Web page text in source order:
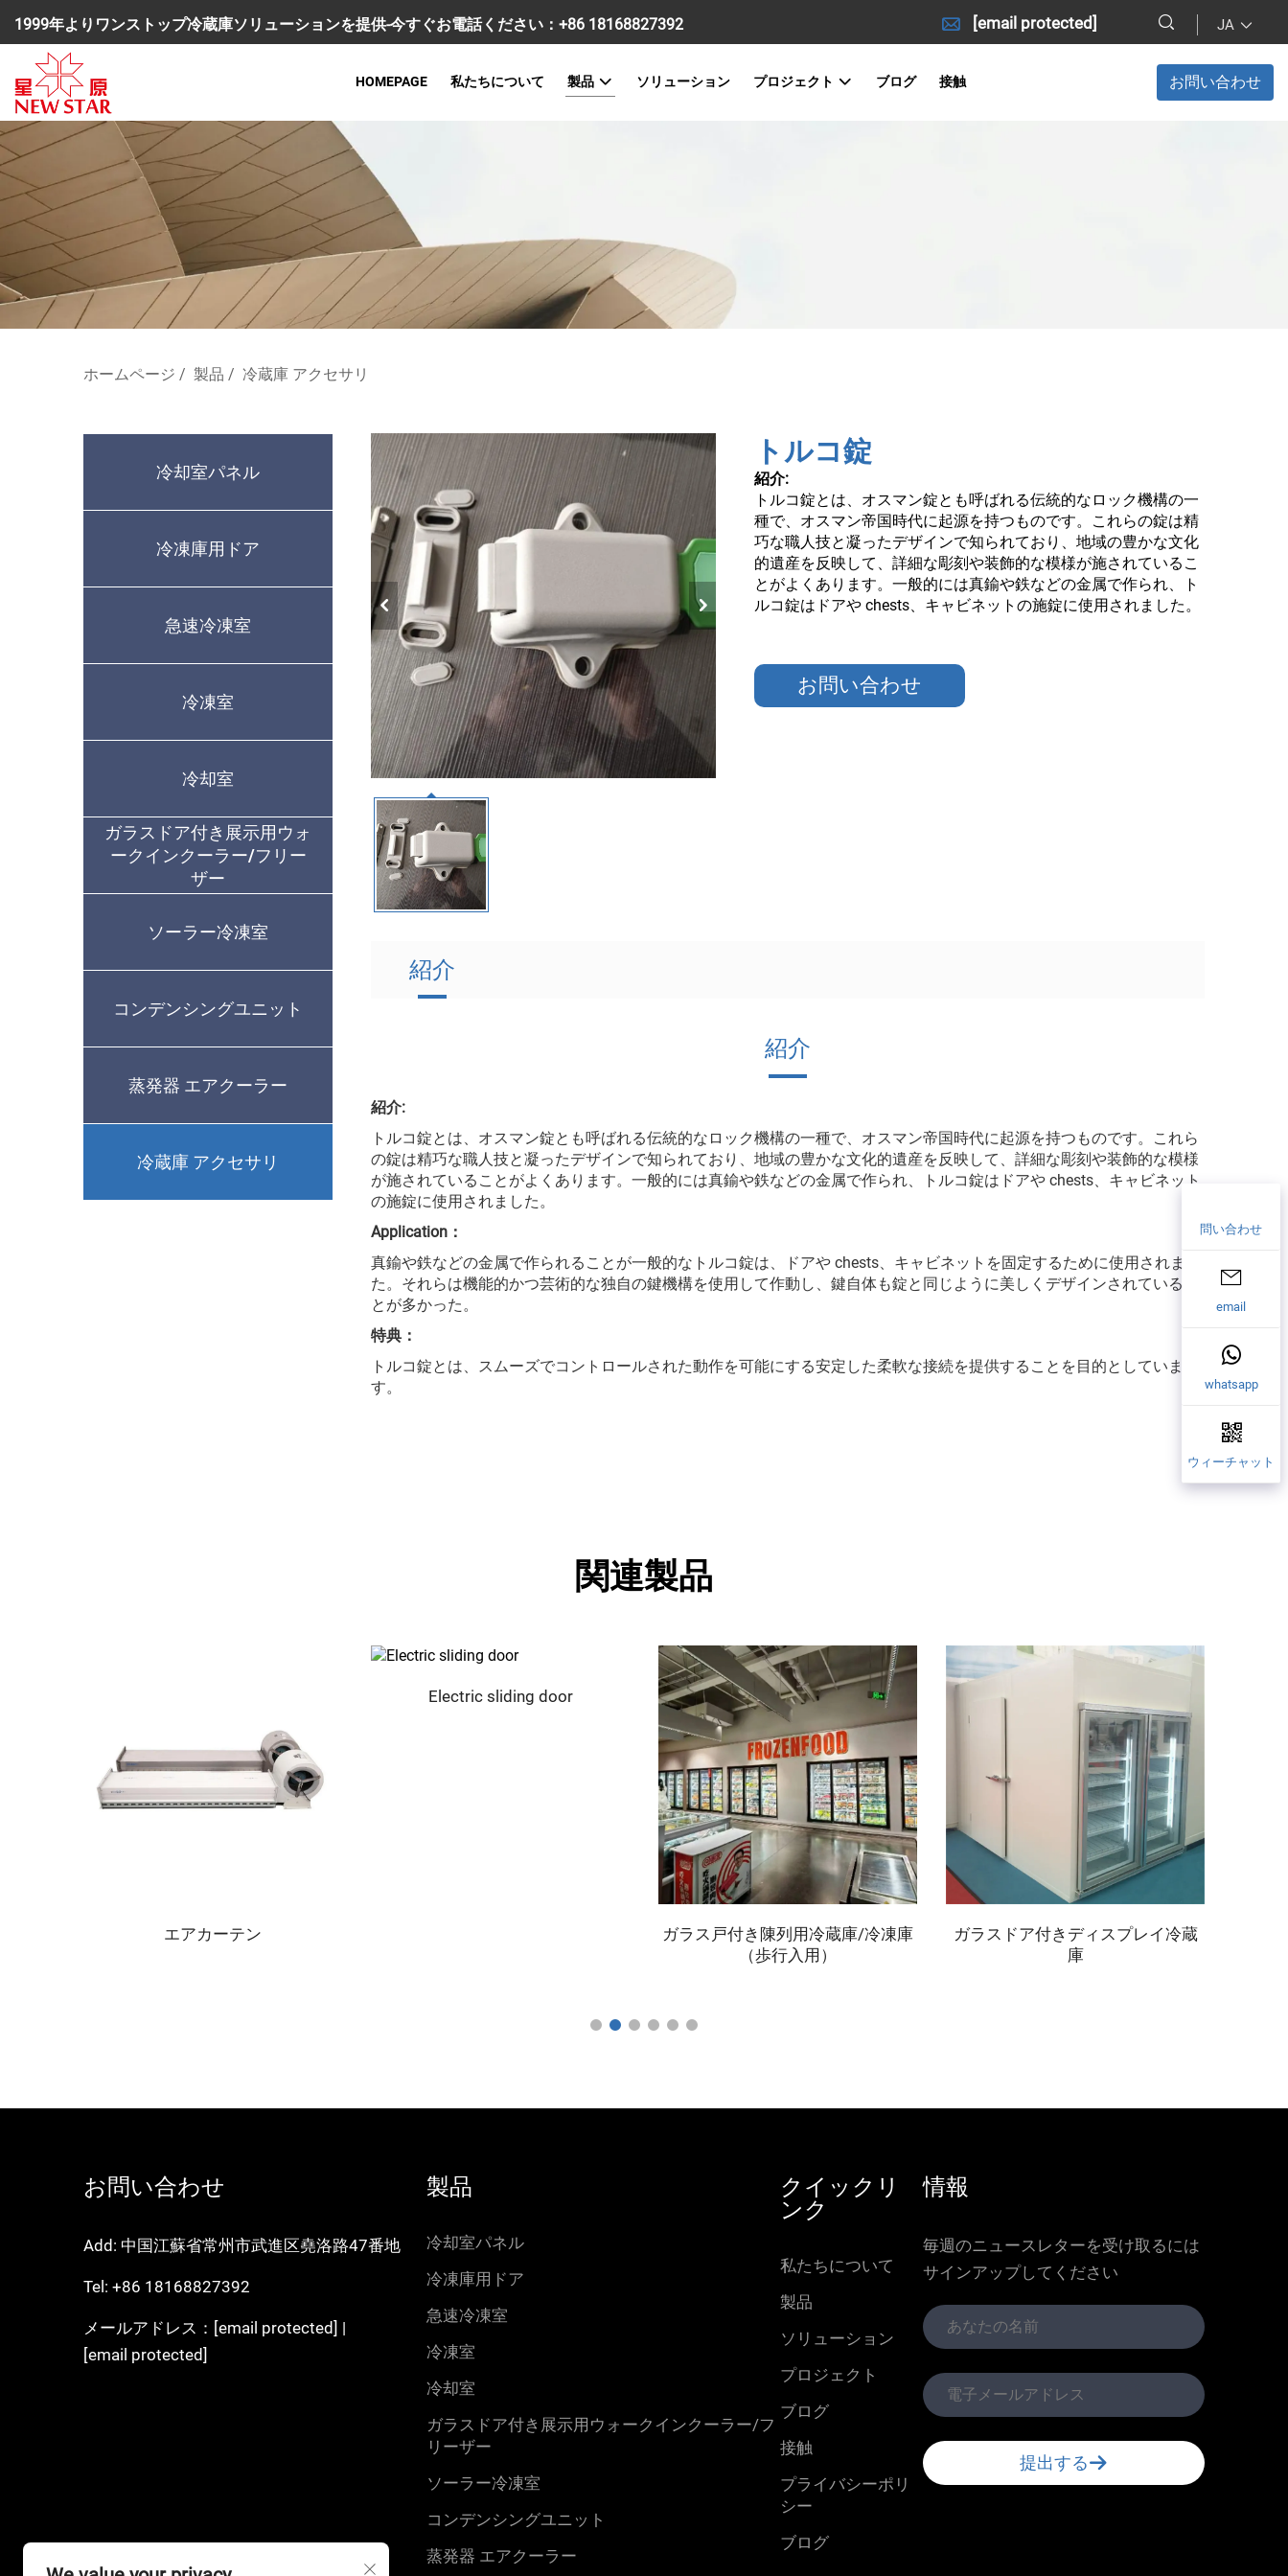
1999年よりワンストップ冷蔵庫ソリューションを提供-今すぐお電話ください： +86 18168827392 [email protected] JA
HOMEPAGE 私たちについて 製品 ソリューション プロジェクト ブログ 接触 お問い合わせ
ホームページ / 製品 / 冷蔵庫 アクセサリ
冷却室パネル
冷凍庫用ドア
急速冷凍室
冷凍室
冷却室
ガラスドア付き展示用ウォ
ークインクーラー/フリー
ザー
ソーラー冷凍室
コンデンシングユニット
蒸発器 エアクーラー
冷蔵庫 アクセサリ
トルコ錠
紹介:
トルコ錠とは、オスマン錠とも呼ばれる伝統的なロック機構の一
種で、オスマン帝国時代に起源を持つものです。これらの錠は精
巧な職人技と凝ったデザインで知られており、地域の豊かな文化
的遺産を反映して、詳細な彫刻や装飾的な模様が施されているこ
とがよくあります。一般的には真鍮や鉄などの金属で作られ、ト
ルコ錠はドアや chests、キャビネットの施錠に使用されました。
お問い合わせ
紹介
紹介
紹介:
トルコ錠とは、オスマン錠とも呼ばれる伝統的なロック機構の一種で、オスマン帝国時代に起源を持つものです。これら
の錠は精巧な職人技と凝ったデザインで知られており、地域の豊かな文化的遺産を反映して、詳細な彫刻や装飾的な模様
が施されていることがよくあります。一般的には真鍮や鉄などの金属で作られ、トルコ錠はドアや chests、キャビネット
の施錠に使用されました。
Application：
真鍮や鉄などの金属で作られることが一般的なトルコ錠は、ドアや chests、キャビネットを固定するために使用されまし
た。それらは機能的かつ芸術的な独自の鍵機構を使用して作動し、鍵自体も錠と同じように美しくデザインされているこ
とが多かった。
特典：
トルコ錠とは、スムーズでコントロールされた動作を可能にする安定した柔軟な接続を提供することを目的としていま
す。
関連製品
エアカーテン
Electric sliding door
ガラス戸付き陳列用冷蔵庫/冷凍庫
（歩行入用）
ガラスドア付きディスプレイ冷蔵
庫
問い合わせ
email
whatsapp
ウィーチャット
お問い合わせ
Add: 中国江蘇省常州市武進区堯洛路47番地
Tel: +86 18168827392
メールアドレス： [email protected] |
[email protected]
製品
冷却室パネル
冷凍庫用ドア
急速冷凍室
冷凍室
冷却室
ガラスドア付き展示用ウォークインクーラー/フ
リーザー
ソーラー冷凍室
コンデンシングユニット
蒸発器 エアクーラー
クイックリ
ンク
私たちについて
製品
ソリューション
プロジェクト
ブログ
接触
プライバシーポリ
シー
ブログ
情報
毎週のニュースレターを受け取るには
サインアップしてください
提出する